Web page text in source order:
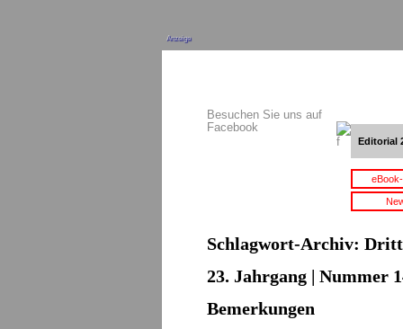
Anzeige
Besuchen Sie uns auf
Facebook
Editorial
Schlagwort-Archiv:
23. Jahrgang | Nummer
Bemerkungen